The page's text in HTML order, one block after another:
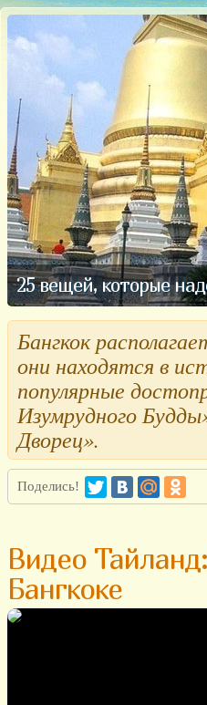
25 вещей, которые
Бангкок
они находятся в
популярные
Изумрудного
Дворец».
Поделись!
Видео
Бангкоке